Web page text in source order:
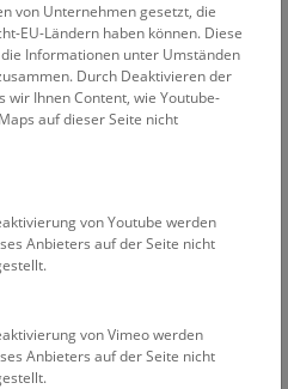
ist das NHM Wien
Ausnahmen finden sie
im Museum
von Unternehmen gesetzt, die
EU-Ländern haben können. Diese
Informationen unter Umständen
Durch Deaktivieren der
wir Ihnen Content, wie Youtube-
auf dieser Seite nicht
von Youtube werden
Anbieters auf der Seite nicht
von Vimeo werden
Anbieters auf der Seite nicht